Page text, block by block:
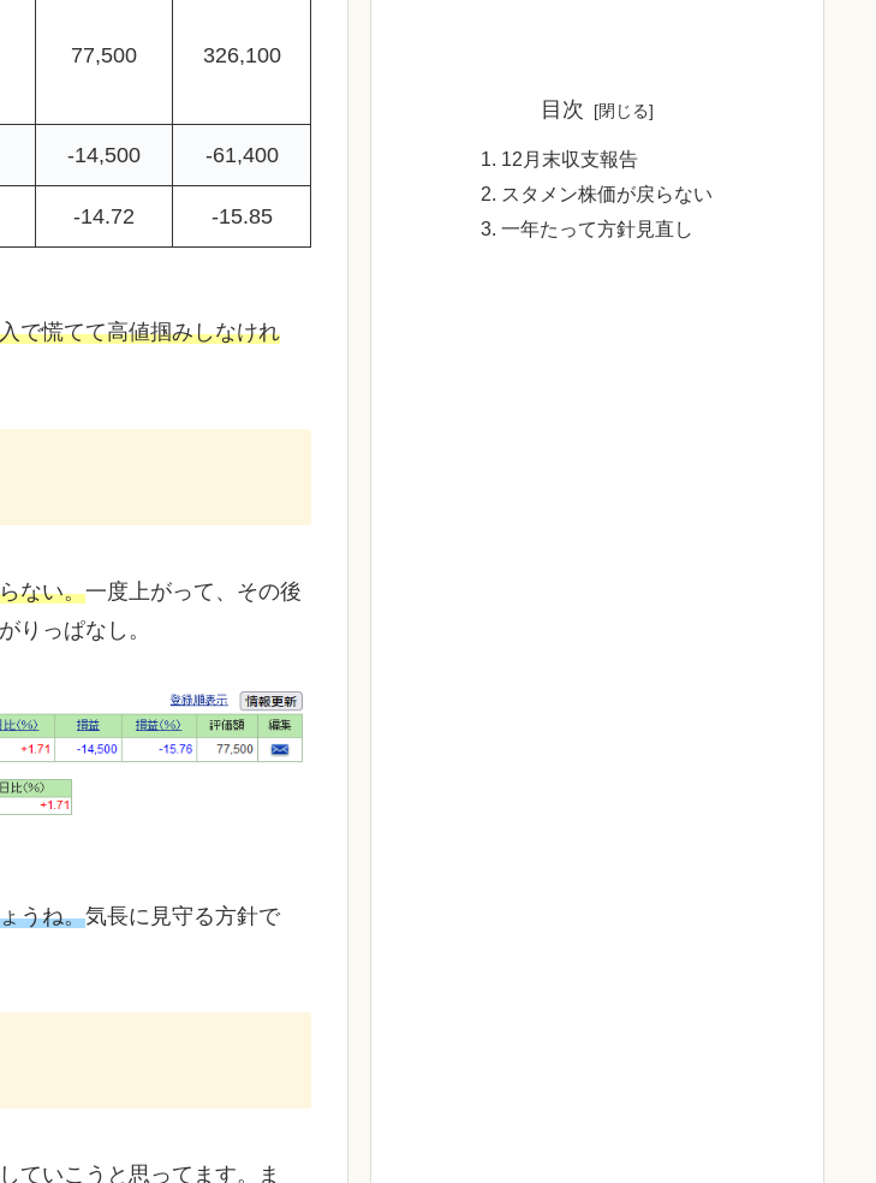
77,500 326,100
-14,500 -61,400
-14.72 -15.85
で慌てて高値掴みしなけれ
ない。一度上がって、その後
りっぱなし。
うね。気長に見守る方針で
ていこうと思ってます。ま
目次
12月末収支報告
スタメン株価が戻らない
一年たって方針見直し